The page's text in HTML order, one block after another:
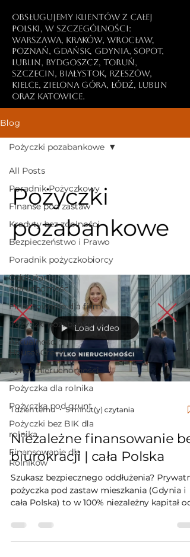
Obsługujemy klientów z całej
Polski, w szczególności:
Warszawa, Kraków, Wrocław,
Poznań, Gdańsk, Gdynia, Sopot,
Lublin, Bydgoszcz, Toruń,
Szczecin, Białystok, Rzeszów,
Kielce, Zielona Góra, Łódź, Lublin
oraz Katowice.
Blog
All Posts
Poradnik Pożyczkowy
Finanse pod zastaw
Kredyty bez zdolności
Bezpieczeństwo i Prawo
Poradnik pożyczkobiorcy
Oddłużanie
nieruchomośc
Finansowanie dla firm
Pożyczki pozabankowe
Aktualności
House&Credit
Rynek nieruchomości
Pożyczka dla rolnika
Pożyczka pod grunt
Pożyczki bez BIK dla
rolnika
Finansowanie dla
Rolników
Pożyczki pozabankowe
Pożyczki
pozabankowe
Load video
1 dzień temu 5 minut(y) czytania
Niezależne finansowanie
biurokracji | cała Polska
Szukasz bezpiecznego oddłużenia?
pożyczka pod zastaw mieszkania (Gdynia i
cała Polska) to w 100% niezależny kapitał od
w Dziale IV KW, pełną amortyzację do 10 lat i
brak rat balonowych. Nie weryfikujemy BIK.